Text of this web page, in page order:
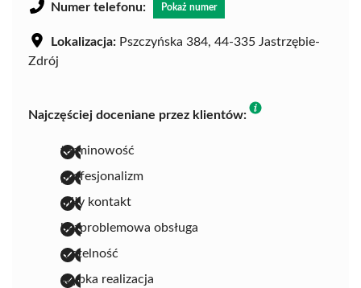
Numer telefonu: Pokaż numer
Lokalizacja: Pszczyńska 384, 44-335 Jastrzębie-
Zdrój
Najczęściej doceniane przez klientów:
terminowość
profesjonalizm
miły kontakt
bezproblemowa obsługa
rzetelność
szybka realizacja